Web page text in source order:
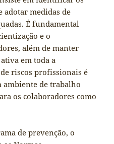
adotar medidas de
É fundamental
e o
além de manter
em toda a
riscos profissionais é
ambiente de trabalho
os colaboradores como
de prevenção, o